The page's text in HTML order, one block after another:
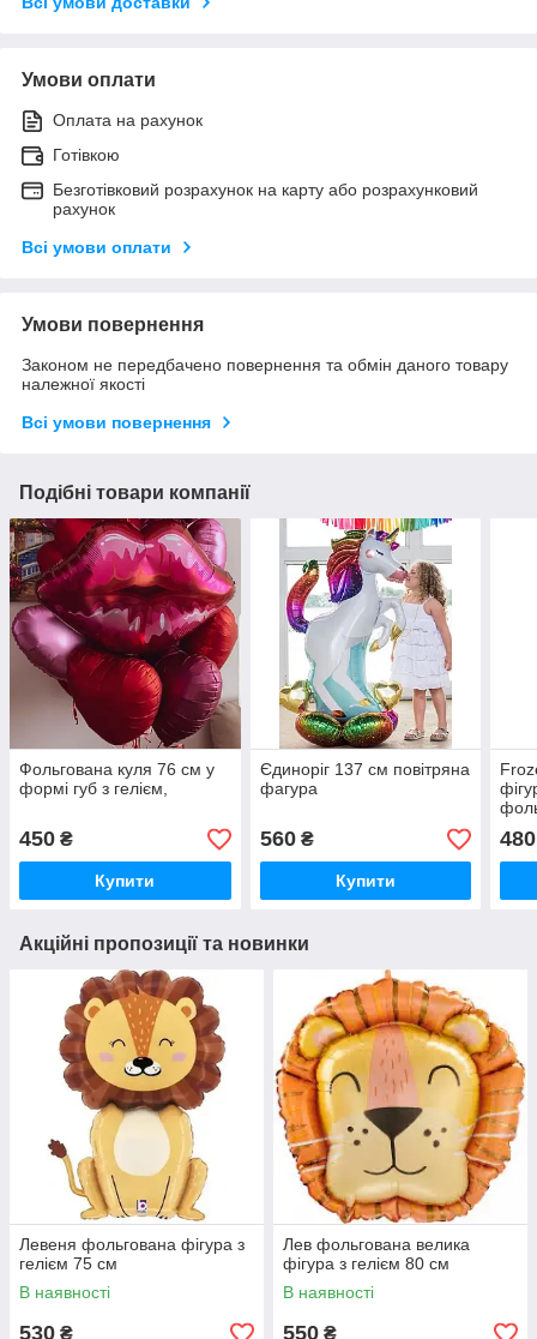
Умови оплати
Оплата на рахунок
Готівкою
Безготівковий розрахунок на карту або розрахунковий
рахунок
Всі умови оплати
Умови повернення
Законом не передбачено повернення та обмін даного товару
належної якості
Всі умови повернення
Подібні товари компанії
Фольгована куля 76 см у
формі губ з гелієм,
450 ₴
Купити
Єдиноріг 137 см повітряна
фагура
560₴
Купити
480
Акційні пропозиції та новинки
Левеня фольгована фігура з
гелієм 75 см
В наявності
530 ₴
Лев фольгована велика
фігура з гелієм 80 см
В наявності
550 ₴